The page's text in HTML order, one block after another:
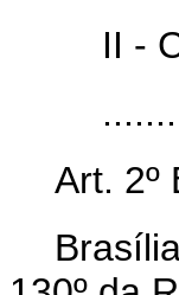
II -
Art. 2º